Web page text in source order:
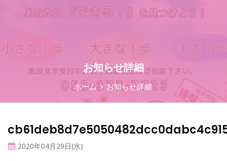
お知らせ詳細
ホーム お知らせ詳細
2020年04月29日(水)